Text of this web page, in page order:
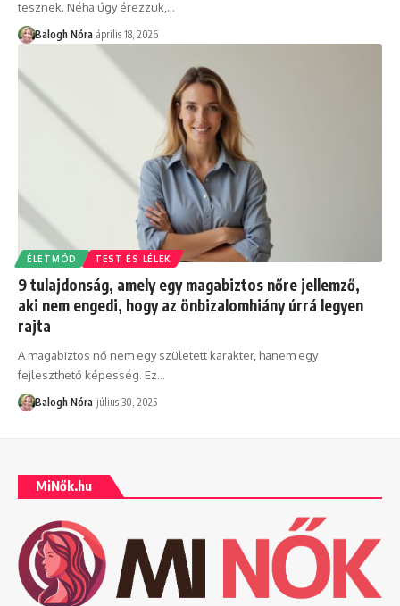
tesznek. Néha úgy érezzük,…
Balogh Nóra április 18, 2026
ÉLETMÓD TEST ÉS LÉLEK
9 tulajdonság, amely egy magabiztos nőre jellemző,
aki nem engedi, hogy az önbizalomhiány úrrá legyen
rajta
A magabiztos nő nem egy született karakter, hanem egy
fejleszthető képesség. Ez…
Balogh Nóra július 30, 2025
MiNők.hu